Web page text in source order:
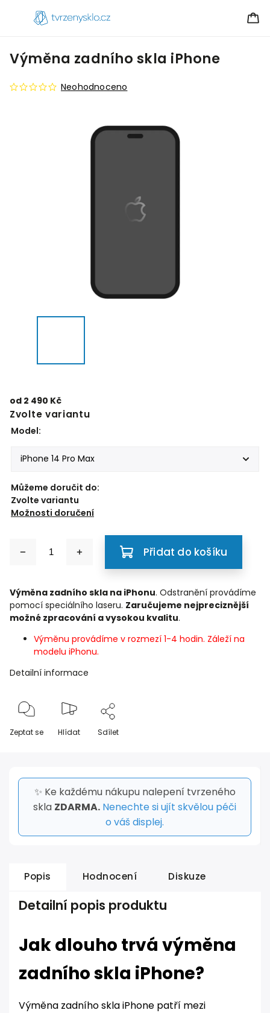
Výměna zadního skla iPhone
Neohodnoceno
od 2 490 Kč
Zvolte variantu
Model:
Můžeme doručit do:
Zvolte variantu
Možnosti doručení
Přidat do košíku
Výměna zadního skla na iPhonu. Odstranění provádíme
pomocí speciálního laseru. Zaručujeme nejpreciznější
možné zpracování a vysokou kvalitu.
Výměnu provádíme v rozmezí 1-4 hodin. Záleží na
modelu iPhonu.
Detailní informace
Zeptat se Hlídat Sdílet
✨ Ke každému nákupu nalepení tvrzeného
skla ZDARMA. Nenechte si ujít skvělou péči
o váš displej.
Popis Hodnocení Diskuze
Detailní popis produktu
Jak dlouho trvá výměna
zadního skla iPhone?
Výměna zadního skla iPhone patří mezi